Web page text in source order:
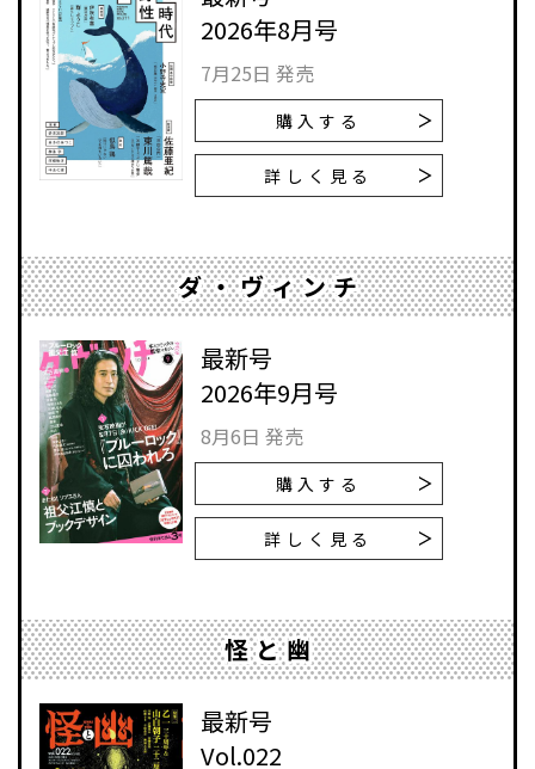
2026年8月号
7月25日 発売
購入する
詳しく見る
ダ・ヴィンチ
最新号
2026年9月号
8月6日 発売
購入する
詳しく見る
怪と幽
最新号
Vol.022